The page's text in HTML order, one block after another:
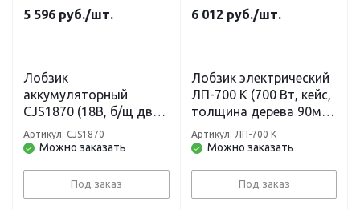
5 596 руб./шт.
Лобзик
аккумуляторный
CJS1870 (18В, б/щ двиг,
1BatterySystem, пропил
80 мм, без ЗУ и АКБ)
Можно заказать
Артикул: CJS1870
Под заказ
6 012 руб./шт.
Лобзик электрический
ЛП-700 К (700 Вт, кейс,
толщина дерева 90мм)
Профессионал ЗУБР
Можно заказать
Артикул: ЛП-700 К
Под заказ